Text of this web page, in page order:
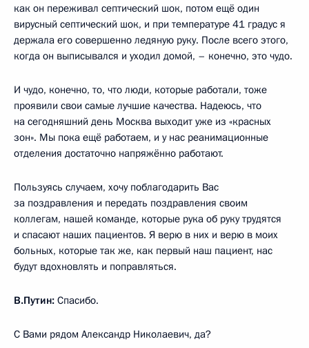
как он переживал септический шок, потом ещё один
вирусный септический шок, и при температуре 41 градус я
держала его совершенно ледяную руку. После всего этого,
когда он выписывался и уходил домой, – конечно, это чудо.
И чудо, конечно, то, что люди, которые работали, тоже
проявили свои самые лучшие качества. Надеюсь, что
на сегодняшний день Москва выходит уже из «красных
зон». Мы пока ещё работаем, и у нас реанимационные
отделения достаточно напряжённо работают.
Пользуясь случаем, хочу поблагодарить Вас
за поздравления и передать поздравления своим
коллегам, нашей команде, которые рука об руку трудятся
и спасают наших пациентов. Я верю в них и верю в моих
больных, которые так же, как первый наш пациент, нас
будут вдохновлять и поправляться.
В.Путин: Спасибо.
С Вами рядом Александр Николаевич, да?